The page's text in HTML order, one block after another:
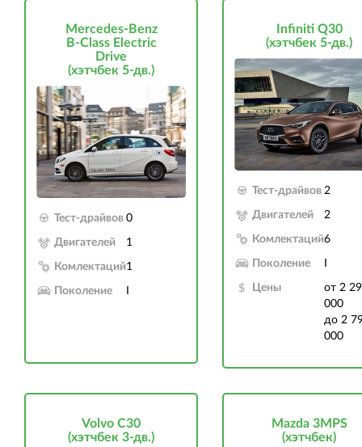
Mercedes-Benz
B-Class Electric
Drive
(хэтчбек 5-дв.)
Тест-драйвов 0
Двигателей 1
Комлектаций1
Поколение
Infiniti Q30
(хэтчбек 5-дв.)
Тест-драйвов 2
Двигателей 2
Комлектаций6
Поколение
Цены
от 2
000
до 2
000
Volvo C30
(хэтчбек 3-дв.)
Mazda 3MPS
(хэтчбек)